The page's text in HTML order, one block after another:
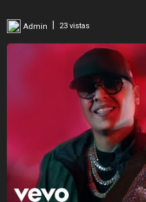
Admin 23 vistas